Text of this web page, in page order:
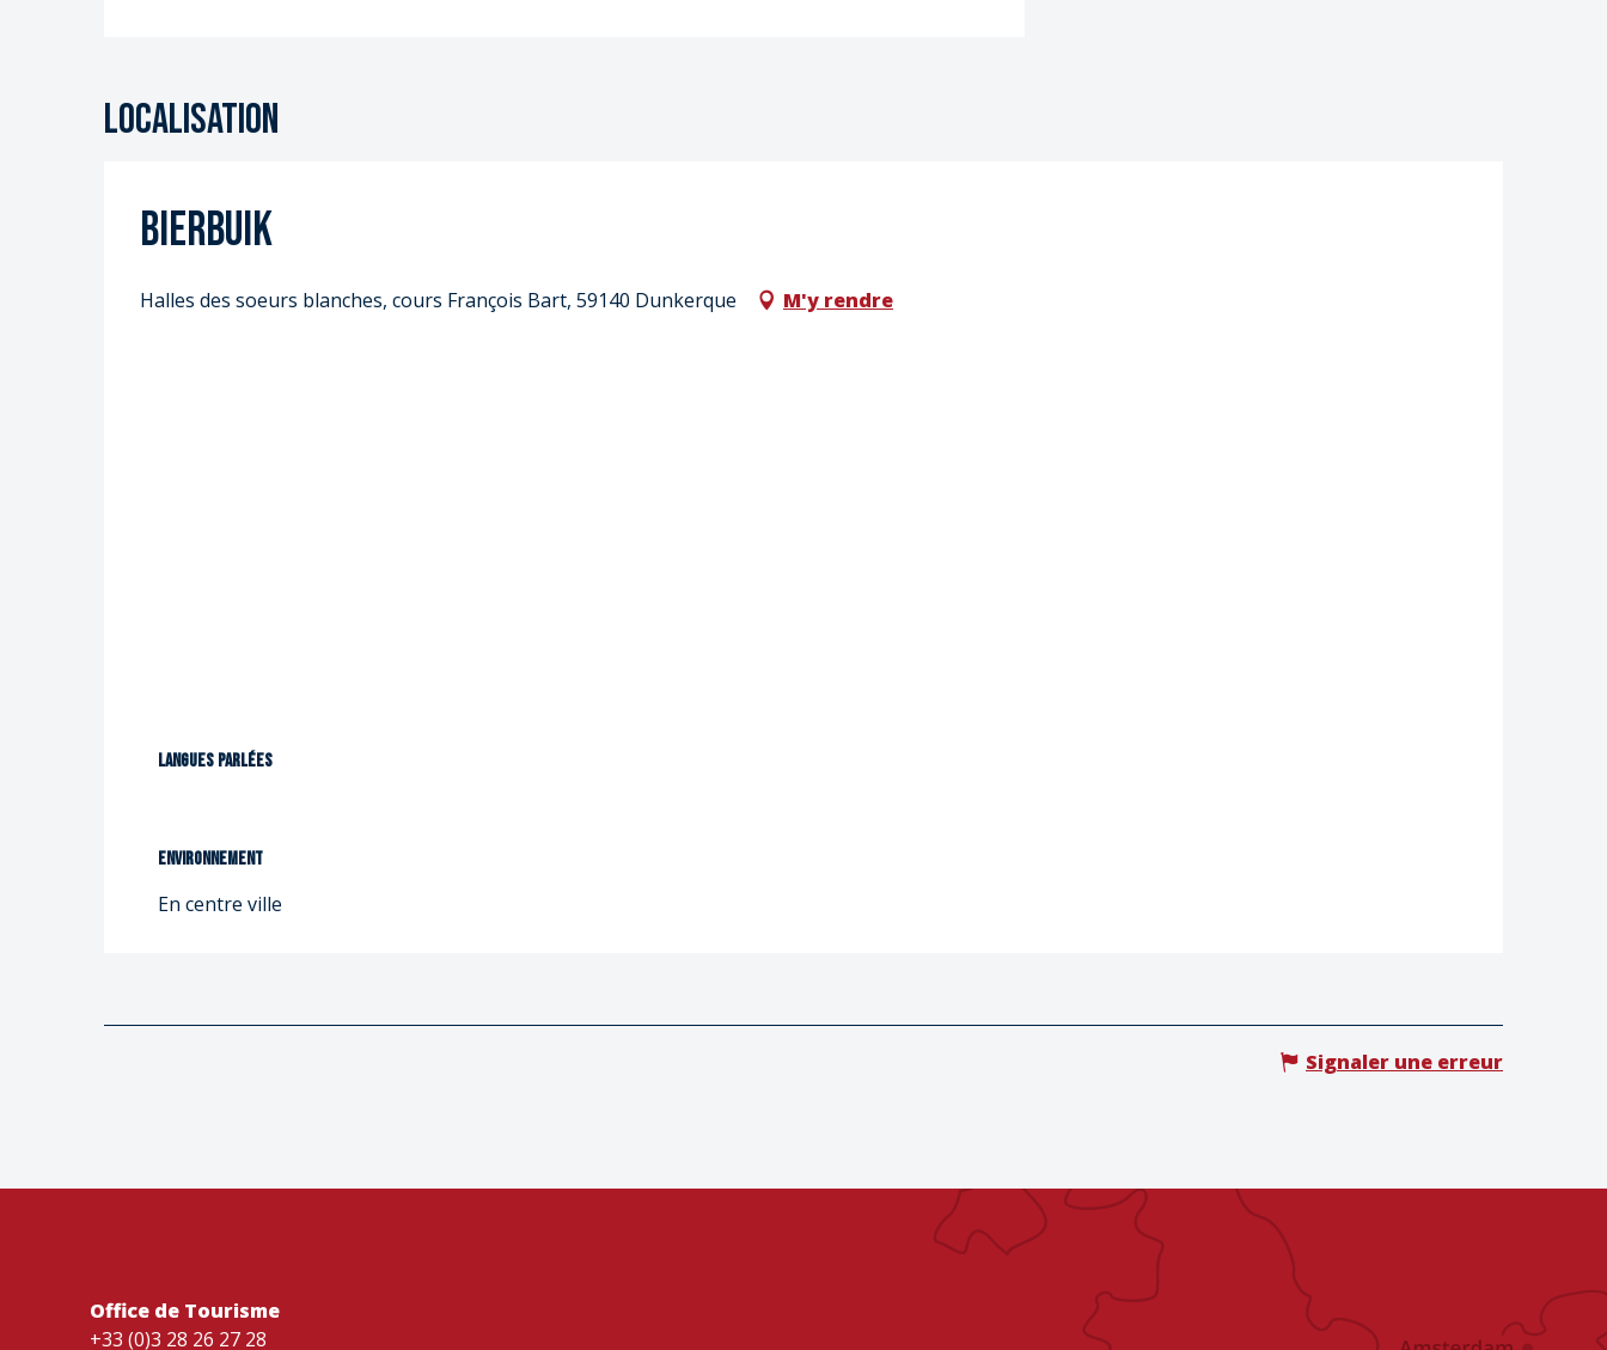
Localisation
BIERBUIK
Halles des soeurs blanches, cours François Bart, 59140 Dunkerque M'y rendre
Langues parlées
Langues parlées
Environnement
Environnement
En centre ville
Signaler une erreur
Office de Tourisme
+33 (0)3 28 26 27 28